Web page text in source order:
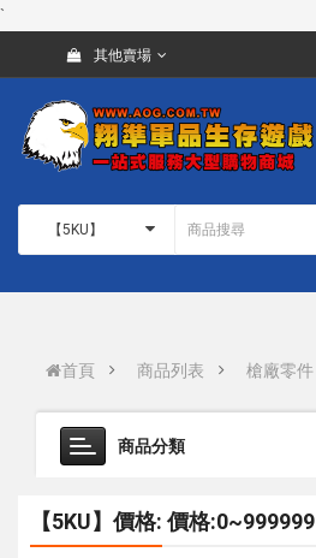
`
其他賣場
首頁 商品列表 槍廠零件
商品分類
【5KU】價格: 價格:0~999999